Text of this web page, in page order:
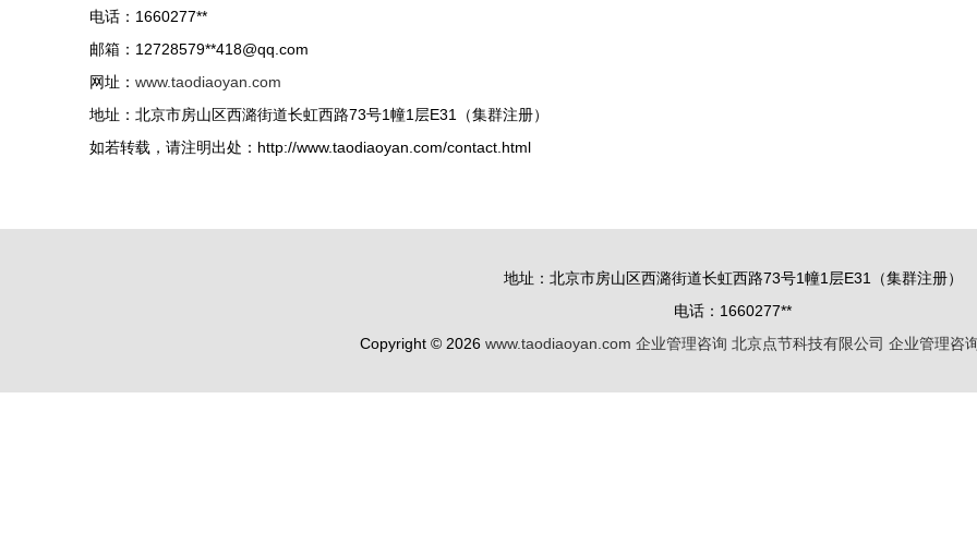
电话：1660277**
邮箱：12728579**418@qq.com
网址： www.taodiaoyan.com
地址：北京市房山区西潞街道长虹西路73号1幢1层E31（集群注册）
如若转载，请注明出处：http://www.taodiaoyan.com/contact.html
地址：北京市房山区西潞街道长虹西路73号1幢1层E31（集群注册）
电话：1660277**
Copyright © 2026 www.taodiaoyan.com 企业管理咨询 北京点节科技有限公司 企业管理咨